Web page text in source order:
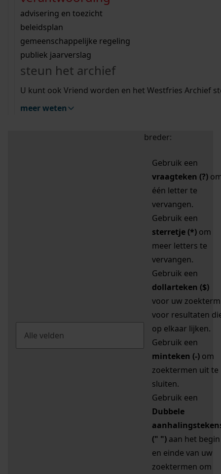
bouwvergunningen
omgevingsvergunningen
vergunningen
beeld en geluid
uitleg nodig?
Wij helpen u op weg met een aantal zoektips.
bekijk alle zoektips
Wij helpen u op weg met een aantal zoektips.
bekijk alle zoektips
bekijk ons geschiedenislokaal
advisering en toezicht
beleidsplan
gemeenschappelijke regeling
publiek jaarverslag
steun het archief
U kunt ook Vriend worden en het Westfries Archief
meer weten
zoektips
Mijn Studiezaal (inloggen)
uw zoekopdracht te
breder:
Gebruik een
vraagteken (?)
één letter te
vervangen.
Gebruik een
sterretje (*) om
meer letters te
vervangen.
Gebruik een
dollarteken ($)
voor uw zoekterm
voor resultaten
op elkaar lijken.
Gebruik een
minteken (-) om
zoektermen uit te
sluiten.
Gebruik een
Dubbele
(" ") aan het begin
en einde van uw
zoektermen om